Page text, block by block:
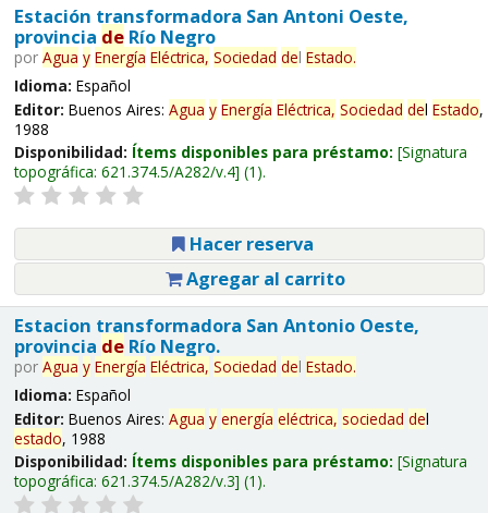
Estación transformadora San Antoni Oeste,
provincia deRío Negro
por Agua y Energía Eléctrica, Sociedad del Estado.
Idioma: Español
Editor: Buenos Aires: Agua y Energía Eléctrica, Sociedad del Estado,
1988
Disponibilidad: Ítems disponibles para préstamo: Signatura
topográfica: 621.374.5/A282/v.4 (1).
Hacer reserva
Agregar al carrito
Estacion transformadora San Antonio Oeste,
provincia deRío Negro.
por Agua y Energía Eléctrica, Sociedad del Estado.
Idioma: Español
Editor: Buenos Aires: Agua y energía eléctrica, sociedad del
estado, 1988
Disponibilidad: Ítems disponibles para préstamo: Signatura
topográfica: 621.374.5/A282/v.3 (1).